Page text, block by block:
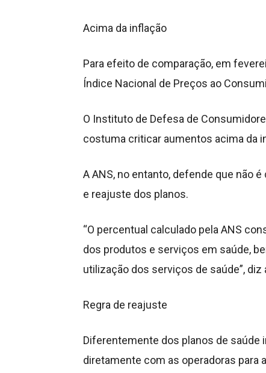
Acima da inflação
Para efeito de comparação, em
Índice Nacional de Preços ao
O Instituto de Defesa de
costuma criticar aumentos acima da
A ANS, no entanto, defende que não
e reajuste dos planos.
“O percentual calculado pela ANS
dos produtos e serviços em saúde,
utilização dos serviços de saúde”, diz
Regra de reajuste
Diferentemente dos planos de
diretamente com as operadoras